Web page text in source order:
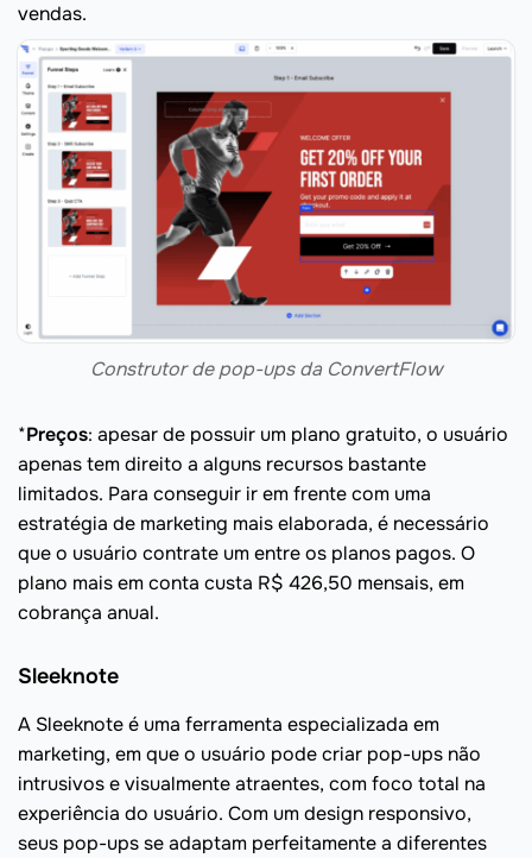
vendas.
Construtor de pop-ups da ConvertFlow
*Preços: apesar de possuir um plano gratuito, o usuário
apenas tem direito a alguns recursos bastante
limitados. Para conseguir ir em frente com uma
estratégia de marketing mais elaborada, é necessário
que o usuário contrate um entre os planos pagos. O
plano mais em conta custa R$ 426,50 mensais, em
cobrança anual.
Sleeknote
A Sleeknote é uma ferramenta especializada em
marketing, em que o usuário pode criar pop-ups não
intrusivos e visualmente atraentes, com foco total na
experiência do usuário. Com um design responsivo,
seus pop-ups se adaptam perfeitamente a diferentes